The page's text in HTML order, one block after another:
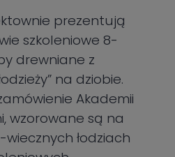
prezentują
szkoleniowe 8-
drewniane z
na dziobie.
Akademii
wzorowane są na
wiecznych łodziach